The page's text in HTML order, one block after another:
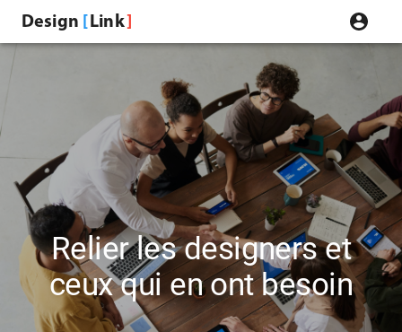
Design Link
Relier les designers et
ceux qui en ont besoin